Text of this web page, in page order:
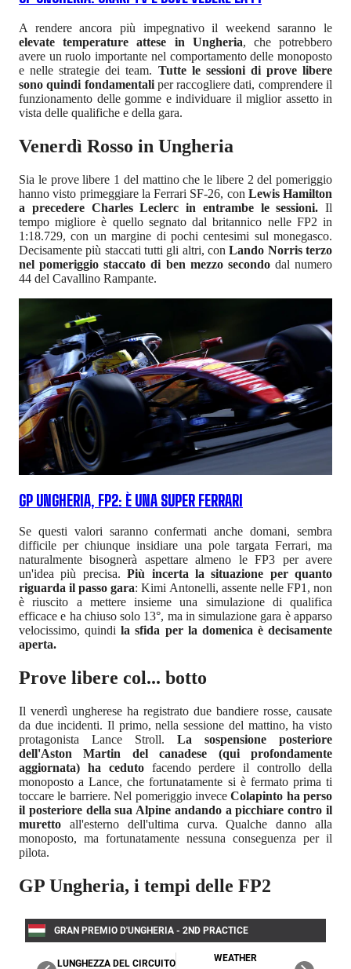
A rendere ancora più impegnativo il weekend saranno le
elevate temperature attese in Ungheria, che potrebbero
avere un ruolo importante nel comportamento delle monoposto
e nelle strategie dei team. Tutte le sessioni di prove libere
sono quindi fondamentaliper raccogliere dati, comprendere il
funzionamento delle gomme e individuare il miglior assetto in
vista delle qualifiche e della gara.
Venerdì Rosso in Ungheria
Sia le prove libere 1 del mattino che le libere 2 del pomeriggio
hanno visto primeggiare la Ferrari SF-26, con Lewis Hamilton
a precedere Charles Leclerc in entrambe le sessioni. Il
tempo migliore è quello segnato dal britannico nelle FP2 in
1:18.729, con un margine di pochi centesimi sul monegasco.
Decisamente più staccati tutti gli altri, conLando Norris terzo
nel pomeriggio staccato di ben mezzo secondodal numero
44 del Cavallino Rampante.
GP UNGHERIA, FP2: È UNA SUPER FERRARI
Se questi valori saranno confermati anche domani, sembra
difficile per chiunque insidiare una pole targata Ferrari, ma
naturalmente bisognerà aspettare almeno le FP3 per avere
un'idea più precisa.Più incerta la situazione per quanto
riguarda il passo gara: Kimi Antonelli, assente nelle FP1, non
è riuscito a mettere insieme una simulazione di qualifica
efficace e ha chiuso solo 13°, ma in simulazione gara è apparso
velocissimo, quindila sfida per la domenica è decisamente
aperta.
Prove libere col... botto
Il venerdì ungherese ha registrato due bandiere rosse, causate
da due incidenti. Il primo, nella sessione del mattino, ha visto
protagonista Lance Stroll. La sospensione posteriore
dell'Aston Martin del canadese (qui profondamente
aggiornata) ha cedutofacendo perdere il controllo della
monoposto a Lance, che fortunatamente si è fermato prima ti
toccare le barriere. Nel pomeriggio inveceColapinto ha perso
il posteriore della sua Alpine andando a picchiare contro il
muretto all'esterno dell'ultima curva. Qualche danno alla
monoposto, ma fortunatamente nessuna conseguenza per il
pilota.
GP Ungheria, i tempi delle FP2